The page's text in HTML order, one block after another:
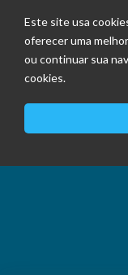
Este site usa
oferecer uma
ou continuar sua
cookies.